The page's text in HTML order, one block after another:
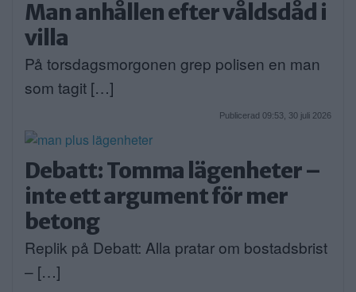
Man anhållen efter våldsdåd i
villa
På torsdagsmorgonen grep polisen en man
som tagit […]
Publicerad 09:53, 30 juli 2026
Debatt: Tomma lägenheter –
inte ett argument för mer
betong
Replik på Debatt: Alla pratar om bostadsbrist
– […]